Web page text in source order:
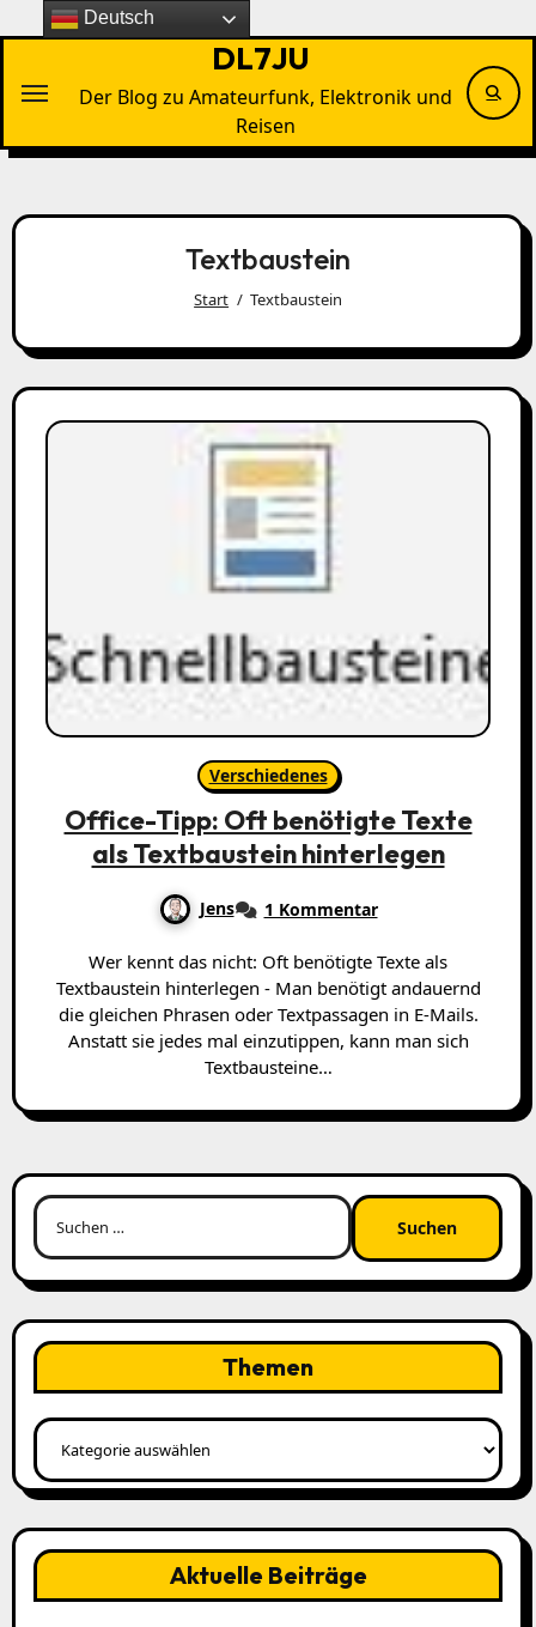
Inhalten
DL7JU
Der Blog zu Amateurfunk, Elektronik und
Reisen
Textbaustein
Start Textbaustein
Verschiedenes
Office-Tipp: Oft benötigte Texte
als Textbaustein hinterlegen
Jens 1 Kommentar
Wer kennt das nicht: Oft benötigte Texte als
Textbaustein hinterlegen - Man benötigt andauernd
die gleichen Phrasen oder Textpassagen in E-Mails.
Anstatt sie jedes mal einzutippen, kann man sich
Textbausteine…
Suchen
nach:
Themen
Themen
Aktuelle Beiträge
Deutsch